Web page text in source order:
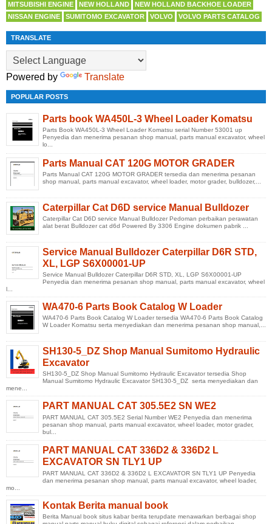
MITSUBISHI ENGINE
NEW HOLLAND
NEW HOLLAND BACKHOE LOADER
NISSAN ENGINE
SUMITOMO EXCAVATOR VOLVO VOLVO PARTS CATALOG
TRANSLATE
Powered by Translate
POPULAR POSTS
Parts book WA450L-3 Wheel Loader Komatsu
Parts Book WA450L-3 Wheel Loader Komatsu serial Number 53001 up
Penyedia dan menerima pesanan shop manual, parts manual excavator, wheel
lo...
Parts Manual CAT 120G MOTOR GRADER
Parts Manual CAT 120G MOTOR GRADER tersedia dan menerima pesanan
shop manual, parts manual excavator, wheel loader, motor grader, bulldozer,...
Caterpillar Cat D6D service Manual Bulldozer
Caterpillar Cat D6D service Manual Bulldozer Pedoman perbaikan perawatan
alat berat Bulldozer cat d6d Powered By 3306 Engine dokumen pabrik ...
Service Manual Bulldozer Caterpillar D6R STD,
XL, LGP S6X00001-UP
Service Manual Bulldozer Caterpillar D6R STD, XL, LGP S6X00001-UP
Penyedia dan menerima pesanan shop manual, parts manual excavator, wheel
l...
WA470-6 Parts Book Catalog W Loader
WA470-6 Parts Book Catalog W Loader tersedia WA470-6 Parts Book Catalog
W Loader Komatsu serta menyediakan dan menerima pesanan shop manual,...
SH130-5_DZ Shop Manual Sumitomo Hydraulic
Excavator
SH130-5_DZ Shop Manual Sumitomo Hydraulic Excavator tersedia Shop
Manual Sumitomo Hydraulic Excavator SH130-5_DZ serta menyediakan dan
mene...
PART MANUAL CAT 305.5E2 SN WE2
PART MANUAL CAT 305.5E2 Serial Number WE2 Penyedia dan menerima
pesanan shop manual, parts manual excavator, wheel loader, motor grader,
bul...
PART MANUAL CAT 336D2 & 336D2 L
EXCAVATOR SN TLY1 UP
PART MANUAL CAT 336D2 & 336D2 L EXCAVATOR SN TLY1 UP Penyedia
dan menerima pesanan shop manual, parts manual excavator, wheel loader,
mo...
Kontak Berita manual book
Berita Manual book situs kabar berita terupdate menawarkan berbagai shop